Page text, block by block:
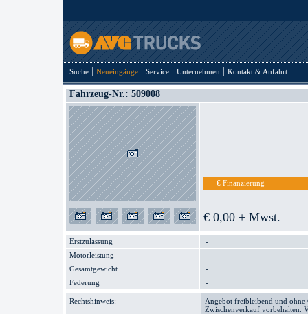
Suche Neueingänge Service Unternehmen Kontakt & Anfahrt
Fahrzeug-Nr.: 509008
€ Finanzierung
€ 0,00 + Mwst.
Erstzulassung
-
Motorleistung
-
Gesamtgewicht
-
Federung
-
Rechtshinweis:
Angebot freibleibend und ohne
Zwischenverkauf vorbehalten.